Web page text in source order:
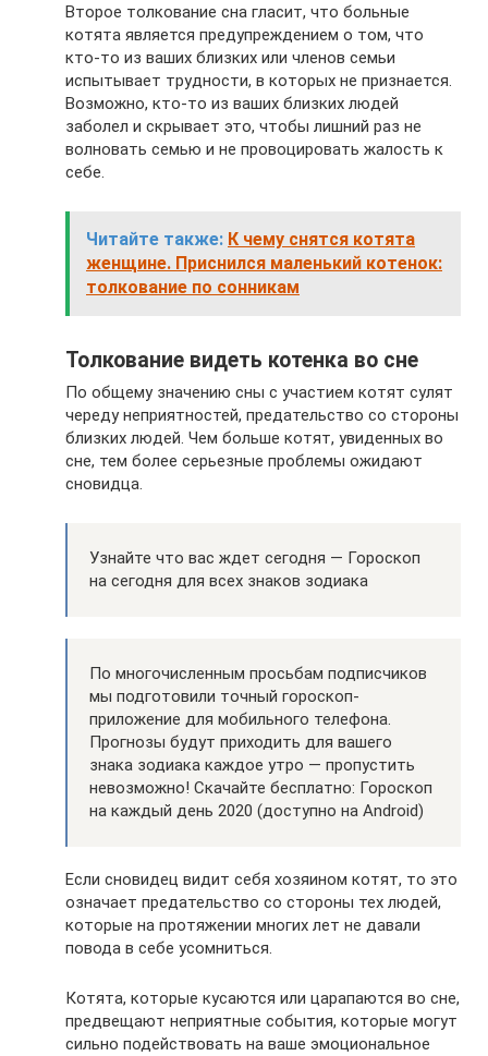
Второе толкование сна гласит, что больные
котята является предупреждением о том, что
кто-то из ваших близких или членов семьи
испытывает трудности, в которых не признается.
Возможно, кто-то из ваших близких людей
заболел и скрывает это, чтобы лишний раз не
волновать семью и не провоцировать жалость к
себе.
Читайте также: К чему снятся котята
женщине. Приснился маленький котенок:
толкование по сонникам
Толкование видеть котенка во сне
По общему значению сны с участием котят сулят
череду неприятностей, предательство со стороны
близких людей. Чем больше котят, увиденных во
сне, тем более серьезные проблемы ожидают
сновидца.
Узнайте что вас ждет сегодня — Гороскоп
на сегодня для всех знаков зодиака
По многочисленным просьбам подписчиков
мы подготовили точный гороскоп-
приложение для мобильного телефона.
Прогнозы будут приходить для вашего
знака зодиака каждое утро — пропустить
невозможно! Скачайте бесплатно: Гороскоп
на каждый день 2020 (доступно на Android)
Если сновидец видит себя хозяином котят, то это
означает предательство со стороны тех людей,
которые на протяжении многих лет не давали
повода в себе усомниться.
Котята, которые кусаются или царапаются во сне,
предвещают неприятные события, которые могут
сильно подействовать на ваше эмоциональное